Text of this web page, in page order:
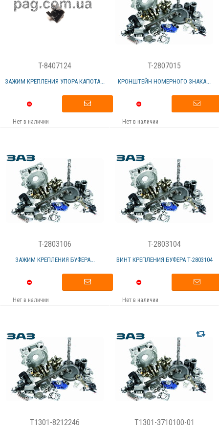
T-8407124
ЗАЖИМ КРЕПЛЕНИЯ УПОРА КАПОТА...
Нет в наличии
T-2807015
КРОНШТЕЙН НОМЕРНОГО ЗНАКА...
Нет в наличии
T-2803106
ЗАЖИМ КРЕПЛЕНИЯ БУФЕРА...
Нет в наличии
T-2803104
ВИНТ КРЕПЛЕНИЯ БУФЕРА Т-2803104
Нет в наличии
T1301-8212246 T1301-3710100-01